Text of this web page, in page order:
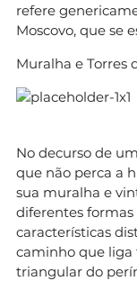
refere
Moscovo, que se
Muralha e Torres
No decurso de
que não perca a
sua muralha e
diferentes formas
características
caminho que liga
triangular do